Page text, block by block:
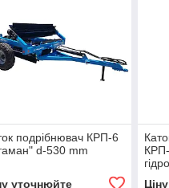
подрібнювач КРП-6
d-530 mm
уточнюйте